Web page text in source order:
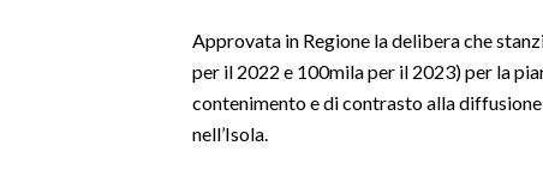
Approvata in Regione la delibera che
per il 2022 e 100mila per il 2023) per la
contenimento e di contrasto alla
nell’Isola.